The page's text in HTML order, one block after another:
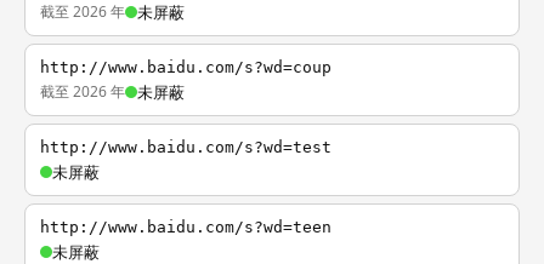
截至 2026 年 未屏蔽
http://www.baidu.com/s?wd=coup
截至 2026 年 未屏蔽
http://www.baidu.com/s?wd=test
未屏蔽
http://www.baidu.com/s?wd=teen
未屏蔽